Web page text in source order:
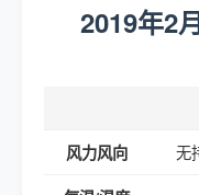
2019年2
风力风向 无